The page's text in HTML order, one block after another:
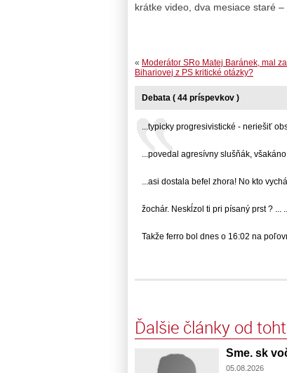
krátke video, dva mesiace staré –
« Moderátor SRo Matej Baránek, mal
Bihariovej z PS kritické otázky?
Debata ( 44 príspevkov )
...typicky progresivistické - neriešiť
...povedal agresívny slušňák, všakáno..
...asi dostala befel zhora! No kto
žochár. Neskĺzol ti pri písaný prst ? ... ...
Takže ferro bol dnes o 16:02 na
Ďalšie články od
Sme. sk
05.08.2026